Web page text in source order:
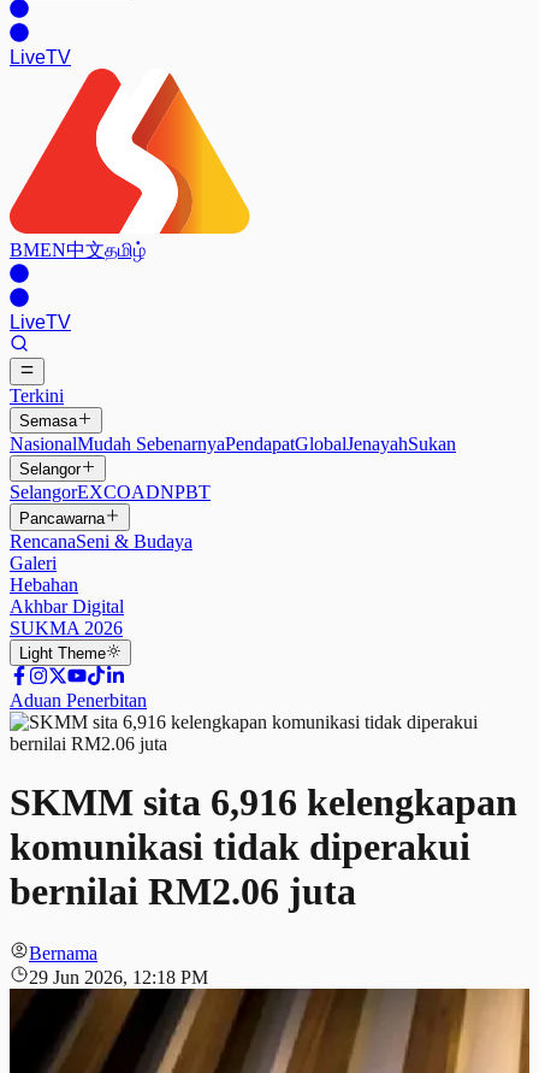
LiveTV
BMEN中文தமிழ்
LiveTV
Terkini
Semasa
NasionalMudah SebenarnyaPendapatGlobalJenayahSukan
Selangor
SelangorEXCOADNPBT
Pancawarna
RencanaSeni & Budaya
Galeri
Hebahan
Akhbar Digital
SUKMA 2026
Light Theme
Aduan Penerbitan
SKMM sita 6,916 kelengkapan
komunikasi tidak diperakui
bernilai RM2.06 juta
Bernama
29 Jun 2026, 12:18 PM